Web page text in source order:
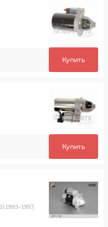
Купить
Купить
1993-1997,